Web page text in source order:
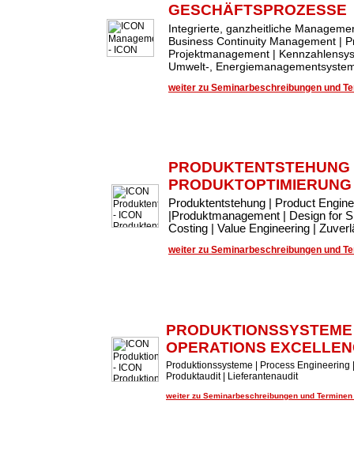
GESCHÄFTSPROZESSE
Integrierte, ganzheitliche
Business Continuity Management |
Projektmanagement |
Umwelt-,
weiter zu Seminarbeschreibungen und
PRODUKTENTSTEHUNG
PRODUKTOPTIMIERUNG
Produktentstehung | Product
|Produktmanagement | Design for
Costing | Value Engineering |
weiter zu Seminarbeschreibungen und
OPERATIONS
Produktionssysteme | Process
Produktaudit | Lieferantenaudit
weiter zu Seminarbeschreibungen und Terminen